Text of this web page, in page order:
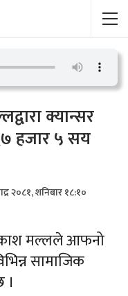
क्यान्सर
हजार ५ सय
२०८१, शनिबार १८:१०
मल्लले आफनो
सामाजिक
।